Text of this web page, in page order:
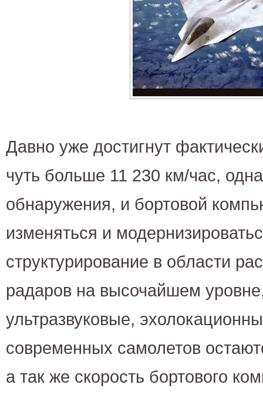
Давно уже достигнут
чуть больше 11 230 км/час,
обнаружения, и бортовой
изменяться и
структурирование в области
радаров на высочайшем
ультразвуковые,
современных самолетов
а так же скорость бортового